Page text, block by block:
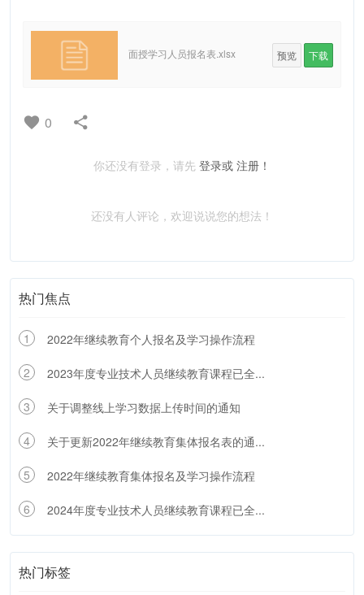
面授学习人员报名表.xlsx 预览 下载
0
你还没有登录，请先 登录或 注册！
还没有人评论，欢迎说说您的想法！
热门焦点
1 2022年继续教育个人报名及学习操作流程
2 2023年度专业技术人员继续教育课程已全...
3 关于调整线上学习数据上传时间的通知
4 关于更新2022年继续教育集体报名表的通...
5 2022年继续教育集体报名及学习操作流程
6 2024年度专业技术人员继续教育课程已全...
热门标签